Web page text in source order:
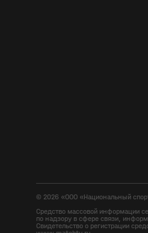
© 2026 «ООО «Национальный
Средство массовой информации
по надзору в сфере связи,
Свидетельство о регистрации